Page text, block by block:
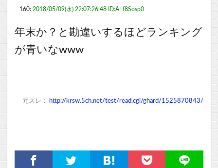
160: 2018/05/09(水) 22:07:26.48 ID:A+f8Sosp0
年末か？と勘違いするほどランキング
が青いなwww
元スレ： http://krsw.5ch.net/test/read.cgi/ghard/1525870843/